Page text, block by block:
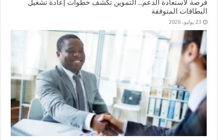
فرصة لاستعادة الدعم.. التموين تكشف خطوات إعادة تشغيل
البطاقات المتوقفة
23 يوليو، 2026